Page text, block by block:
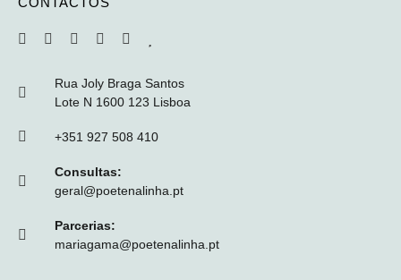
Rua Joly Braga Santos
Lote N 1600 123 Lisboa
+351 927 508 410
Consultas:
geral@poetenalinha.pt
Parcerias:
mariagama@poetenalinha.pt